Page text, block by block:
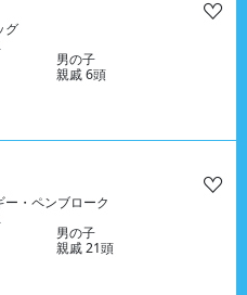
グ
男の子
親戚 6頭
・ペンブローク
男の子
親戚 21頭